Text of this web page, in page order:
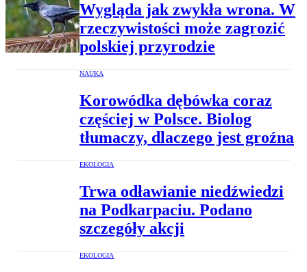
Wygląda jak zwykła wrona. W
rzeczywistości może zagrozić
polskiej przyrodzie
NAUKA
Korowódka dębówka coraz
częściej w Polsce. Biolog
tłumaczy, dlaczego jest groźna
EKOLOGIA
Trwa odławianie niedźwiedzi
na Podkarpaciu. Podano
szczegóły akcji
EKOLOGIA